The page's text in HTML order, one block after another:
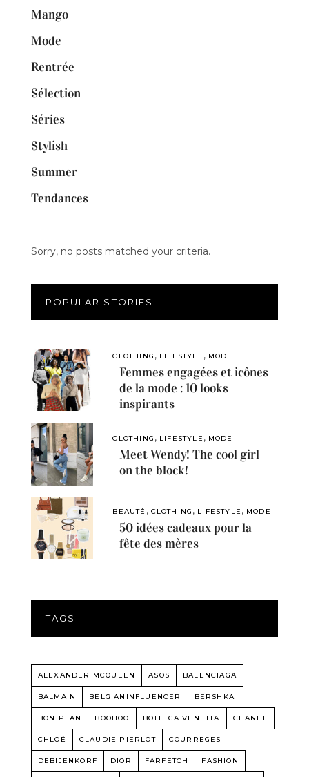
Mango
Mode
Rentrée
Sélection
Séries
Stylish
Summer
Tendances
Sorry, no posts matched your criteria.
POPULAR STORIES
CLOTHING , LIFESTYLE , MODE
Femmes engagées et icônes
de la mode : 10 looks
inspirants
CLOTHING , LIFESTYLE , MODE
Meet Wendy! The cool girl
on the block!
BEAUTÉ , CLOTHING , LIFESTYLE , MODE
50 idées cadeaux pour la
fête des mères
TAGS
ALEXANDER MCQUEEN ASOS BALENCIAGA
BALMAIN BELGIANINFLUENCER BERSHKA
BON PLAN BOOHOO BOTTEGA VENETTA CHANEL
CHLOÉ CLAUDIE PIERLOT COURREGES
DEBIJENKORF DIOR FARFETCH FASHION